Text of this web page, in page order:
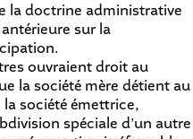
la doctrine administrative
sur la
ouvraient droit au
la société mère détient au
société émettrice,
spéciale d’un autre